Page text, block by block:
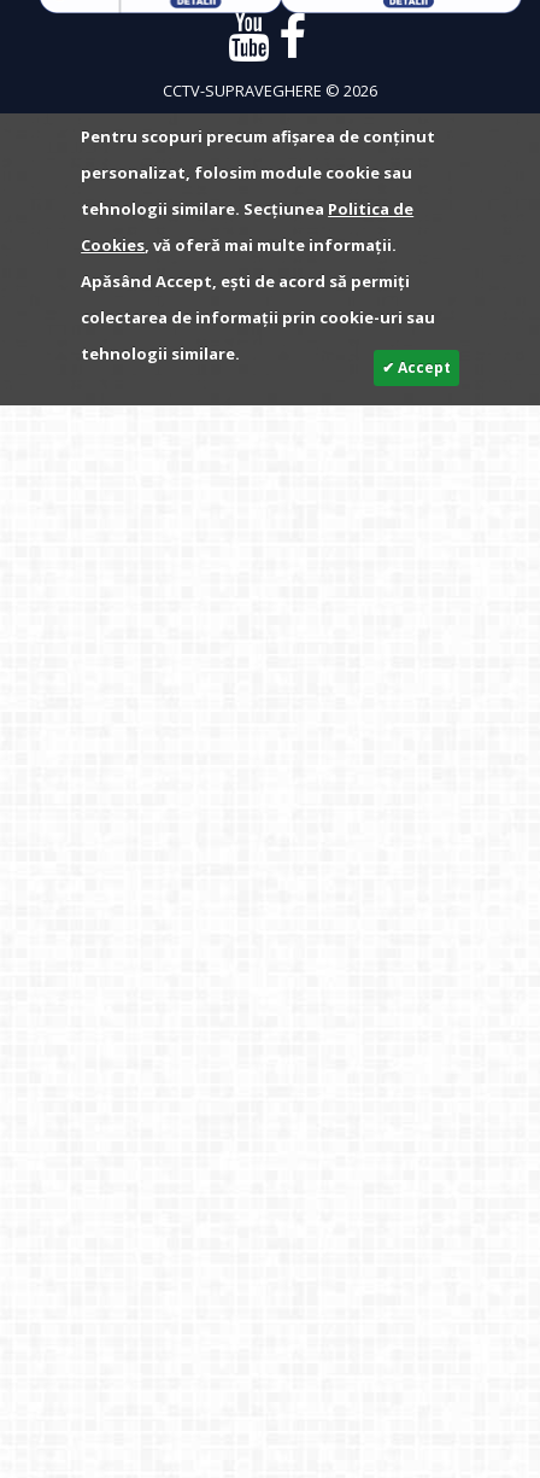
CCTV-SUPRAVEGHERE © 2026
Pentru scopuri precum afișarea de conținut
personalizat, folosim module cookie sau
tehnologii similare. Secțiunea Politica de
Cookies, vă oferă mai multe informații.
Apăsând Accept, ești de acord să permiți
colectarea de informații prin cookie-uri sau
tehnologii similare.
✔ Accept